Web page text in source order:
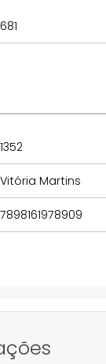
681
1352
Vitória Martins
7898161978909